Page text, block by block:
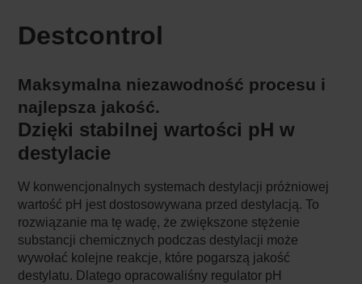
Destcontrol
Maksymalna niezawodność procesu i
najlepsza jakość.
Dzięki stabilnej wartości pH w
destylacie
W konwencjonalnych systemach destylacji próżniowej
wartość pH jest dostosowywana przed destylacją. To
rozwiązanie ma tę wadę, że zwiększone stężenie
substancji chemicznych podczas destylacji może
wywołać kolejne reakcje, które pogarszą jakość
destylatu. Dlatego opracowaliśny regulator pH